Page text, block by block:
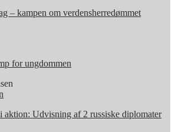
– kampen om verdensherredømmet
for ungdommen
aktion: Udvisning af 2 russiske diplomater